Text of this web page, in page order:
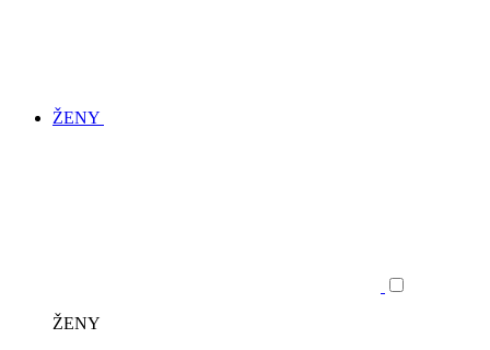
ŽENY
ŽENY